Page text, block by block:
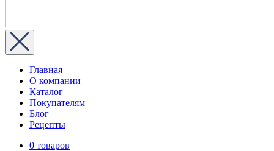
Главная
О компании
Каталог
Покупателям
Блог
Рецепты
0 товаров